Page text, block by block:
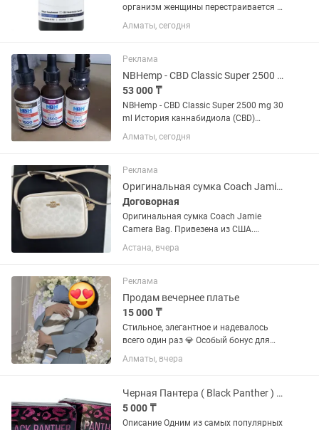
организм женщины перестраивается и
требует намного больше витаминов и
микроэлементов, чем в обычное
потребность в отдельных витаминах
и...
Алматы, сегодня
Реклама
NBHemp - CBD Classic Super 2500 mg 30 ml. CBD масло
53 000 ₸
NBHemp - CBD Classic Super 2500 mg 30
ml История каннабидиола (CBD)
началась с исцеления 5-летней
девочки из Колорадо Шарлотты Фиги
в 2010 году практически...
Алматы, сегодня
Реклама
Оригинальная сумка Coach Jamie Camera Bag Signature Chalk
Договорная
Оригинальная сумка Coach Jamie
Camera Bag. Привезена из США.
Покупалась в фирменном магазине
Coach в подарок маме, но ни разу не
Сохранены бирки и чек. Цена 110 000
Астана, вчера
Реклама
Продам вечернее платье
15 000 ₸
Стильное, элегантное и надевалось
всего один раз 💎 Особый бонус для
молодых мам: благодаря удобному
фасону идеально подойдет для
)Чувствуйте себя уверенно и...
Алматы, вчера
Черная Пантера ( Black Panther ) 2027- капсулы для похудения 30 капсу
5 000 ₸
Описание Одним из самых популярных